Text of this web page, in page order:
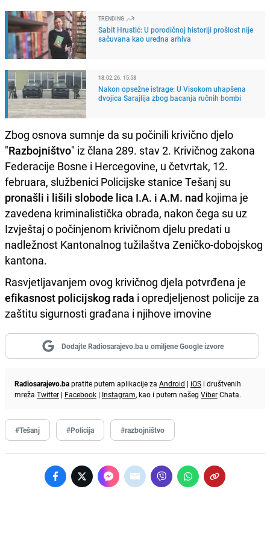
TRENDING
Sabit Hrustić: U porodičnoj historiji prošlost nije
sačuvana kao uredna arhiva
18.02.26. 15:58
Nakon opsežne istrage: U Visokom uhapšena
dvojica Sarajlija zbog bacanja ručnih bombi
Zbog osnova sumnje da su počinili krivično djelo
"Razbojništvo" iz člana 289. stav 2. Krivičnog zakona
Federacije Bosne i Hercegovine, u četvrtak, 12.
februara, službenici Policijske stanice Tešanj su
pronašli i lišili slobode lica I.A. i A.M. nad kojima je
zavedena kriminalistička obrada, nakon čega su uz
Izvještaj o počinjenom krivičnom djelu predati u
nadležnost Kantonalnog tužilaštva Zeničko-dobojskog
kantona.
Rasvjetljavanjem ovog krivičnog djela potvrđena je
efikasnost policijskog rada i opredjeljenost policije za
zaštitu sigurnosti građana i njihove imovine
Dodajte Radiosarajevo.ba u omiljene Google izvore
Radiosarajevo.bapratite putem aplikacije za Android | iOS i društvenih
mreža Twitter | Facebook | Instagram, kao i putem našeg ViberChata.
#Tešanj #Policija #razbojništvo